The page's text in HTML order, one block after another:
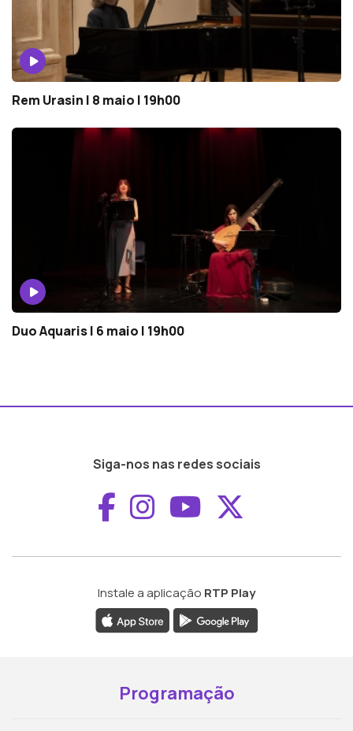
Rem Urasin | 8 maio | 19h00
Duo Aquaris | 6 maio | 19h00
Siga-nos nas redes sociais
Aceder ao
Aceder ao
Aceder ao
Instale a aplicação RTP Play
Programação